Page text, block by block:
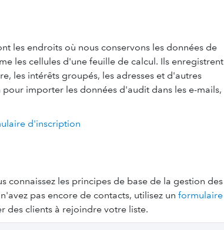
les endroits où nous conservons les données de
les cellules d'une feuille de calcul. Ils enregistrent
les intérêts groupés, les adresses et d'autres
importer les données d'audit dans les e-mails,
d'inscription
connaissez les principes de base de la gestion des
pas encore de contacts, utilisez un formulaire
des clients à rejoindre votre liste.